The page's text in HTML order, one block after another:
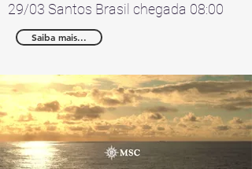
29/03 Santos Brasil chegada 08:00
Saiba mais...